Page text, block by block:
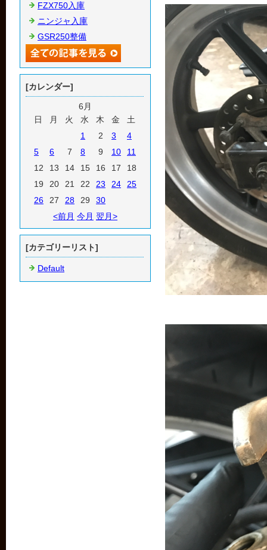
FZX750入庫
ニンジャ入庫
GSR250整備
[カレンダー]
6月
日
月 火 水 木 金
土
1
2 3
4
5
6 7 8 9 10
11
12
13 14 15 16 17
18
19
20 21 22 23 24
25
26
27 28 29
30
<前月 今月 翌月>
[カテゴリーリスト]
Default